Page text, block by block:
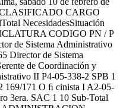
CLASIFICADO CARGO
NecesidadesSituación
CODIGO PN / P
de Sistema Administrativo
Director de Sistema
de Coordinación y
II P4-05-338-2 SPB 1
169/171 O ﬁ cinista I A2-05-
3era. SAC 1 10 Sub-Total